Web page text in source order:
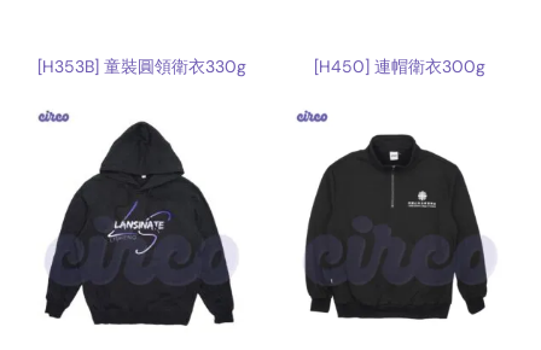
[H353B] 童裝圓領衛衣330g [H450] 連帽衛衣300g